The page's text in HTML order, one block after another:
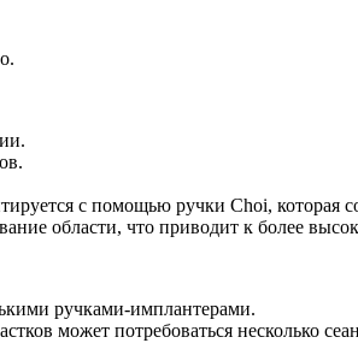
с помощью ручки Choi, которая
области, что приводит к более
ручками-имплантерами.
может потребоваться несколько